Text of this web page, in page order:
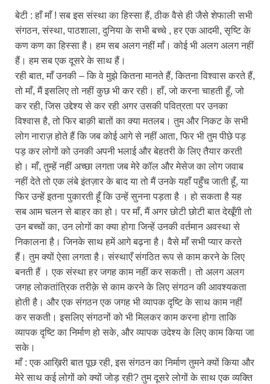
बेटी : हाँ माँ ! सब इस संस्था का हिस्सा हैं, ठीक वैसे ही जैसे शेफाली सभी
संगठन, संस्था, पाठशाला, दुनिया के सभी बच्चे , हर एक आदमी, सृष्टि के
कण कण का हिस्सा है। हम सब अलग नहीं माँ। कोई भी अलग अलग नहीं
हैं। हम सब एक दूसरे के साथ हैं।
रही बात, माँ उनकी – कि वे मुझे कितना मानते हैं, कितना विश्वास करते हैं,
तो माँ, मैं इसलिए तो नहीं कुछ भी कर रही। हाँ, जो करना चाहती हूँ, जो
कर रही, जिस उद्देश्य से कर रही अगर उसकी पवित्रता पर उनका
विश्वास है, तो फिर बाक़ी बातों का क्या मतलब। तुम और निकट के सभी
लोग नाराज़ होते हैं कि जब कोई आगे से नहीं आता, फिर भी तुम पीछे पड़
पड़ कर लोगों को उनकी अपनी भलाई और बेहतरी के लिए तैयार करती
हो। माँ, तुम्हें नहीं अच्छा लगता जब मेरे कॉल और मेसेज का लोग जवाब
नहीं देते तो एक लंबे इंतज़ार के बाद या तो मैं उनके यहाँ पहुँच जाती हूँ, या
फिर उन्हें इतना पुकारती हूँ कि उन्हें सुनना पड़ता है । हो सकता है यह
सब आम चलन से बाहर का हो। पर माँ, मैं अगर छोटी छोटी बात देखूँगी तो
उन बच्चों का, उन लोगों का क्या होगा जिन्हें उनकी वर्तमान अवस्था से
निकालना है। जिनके साथ हमें आगे बढ़ना है। वैसे माँ सभी प्यार करते
हैं। तुम क्यों ऐसा लगता है। संस्थाएँ संगठित रूप से काम करने के लिए
बनती हैं । एक संस्था हर जगह काम नहीं कर सकती। तो अलग अलग
जगह लोकतांत्रिक तरीक़े से काम करने के लिए संगठन की आवश्यकता
होती है। और एक संगठन एक जगह भी व्यापक दृष्टि के साथ काम नहीं
कर सकती। इसलिए संगठनों को भी मिलकर काम करना होगा ताकि
व्यापक दृष्टि का निर्माण हो सके, और व्यापक उदेश्य के लिए काम किया जा
सके।
माँ : एक आख़िरी बात पूछ रही, इस संगठन का निर्माण तुमने क्यों किया और
मेरे साथ कई लोगों को क्यों जोड़ रही? तुम दूसरे लोगों के साथ एक व्यक्ति